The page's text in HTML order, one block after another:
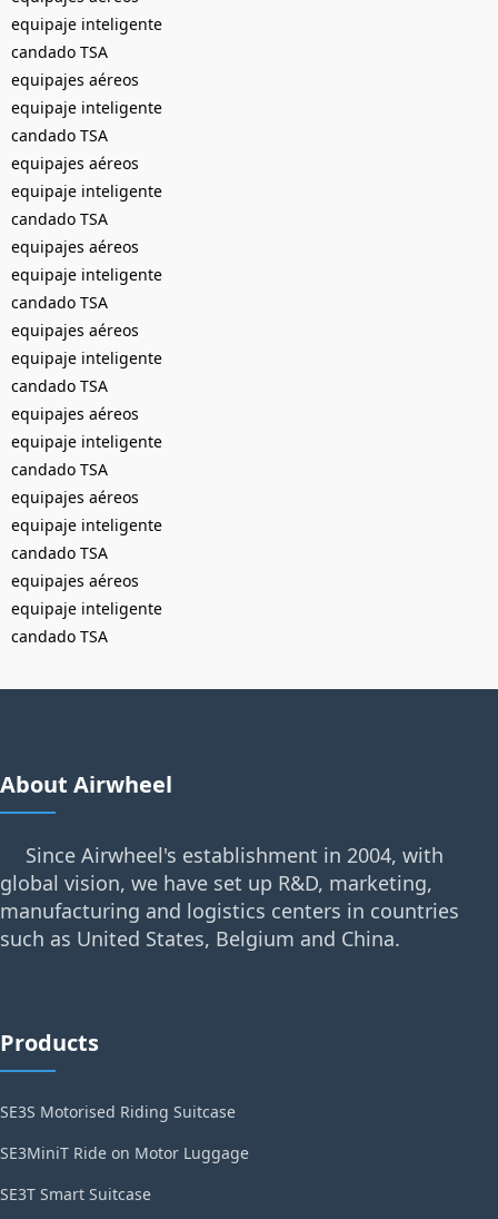
equipaje inteligente
candado TSA
equipajes aéreos
equipaje inteligente
candado TSA
equipajes aéreos
equipaje inteligente
candado TSA
equipajes aéreos
equipaje inteligente
candado TSA
equipajes aéreos
equipaje inteligente
candado TSA
equipajes aéreos
equipaje inteligente
candado TSA
equipajes aéreos
equipaje inteligente
candado TSA
equipajes aéreos
equipaje inteligente
candado TSA
About Airwheel
Since Airwheel's establishment in 2004, with
global vision, we have set up R&D, marketing,
manufacturing and logistics centers in countries
such as United States, Belgium and China.
Products
SE3S Motorised Riding Suitcase
SE3MiniT Ride on Motor Luggage
SE3T Smart Suitcase